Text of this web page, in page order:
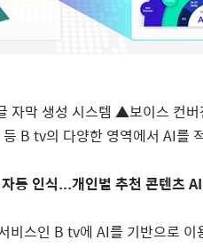
자막 생성 시스템 ▲보이스 컨
B tv의 다양한 영역에서 AI를
동 인식...개인별 추천 콘텐츠 AI
비스인 B tv에 AI를 기반으로 이